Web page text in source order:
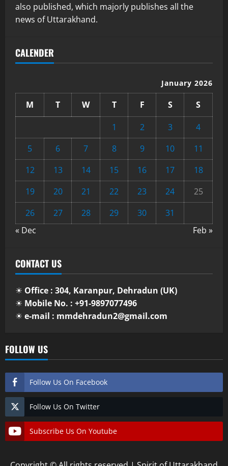
also published, which majorly publishes all the
news of Uttarakhand.
CALENDER
January 2026
M T W T F S
S
1
2 3
4
5
6 7 8 9 10
11
12
13 14 15 16 17
18
19
20 21 22 23 24
25
26
27 28 29 30
31
« Dec
Feb »
CONTACT US
☀ Office : 304, Karanpur, Dehradun (UK)
☀ Mobile No. : +91-9897077496
☀ e-mail : mmdehradun2@gmail.com
FOLLOW US
Follow Us On Facebook
Follow Us On Twitter
Subscribe Us On Youtube